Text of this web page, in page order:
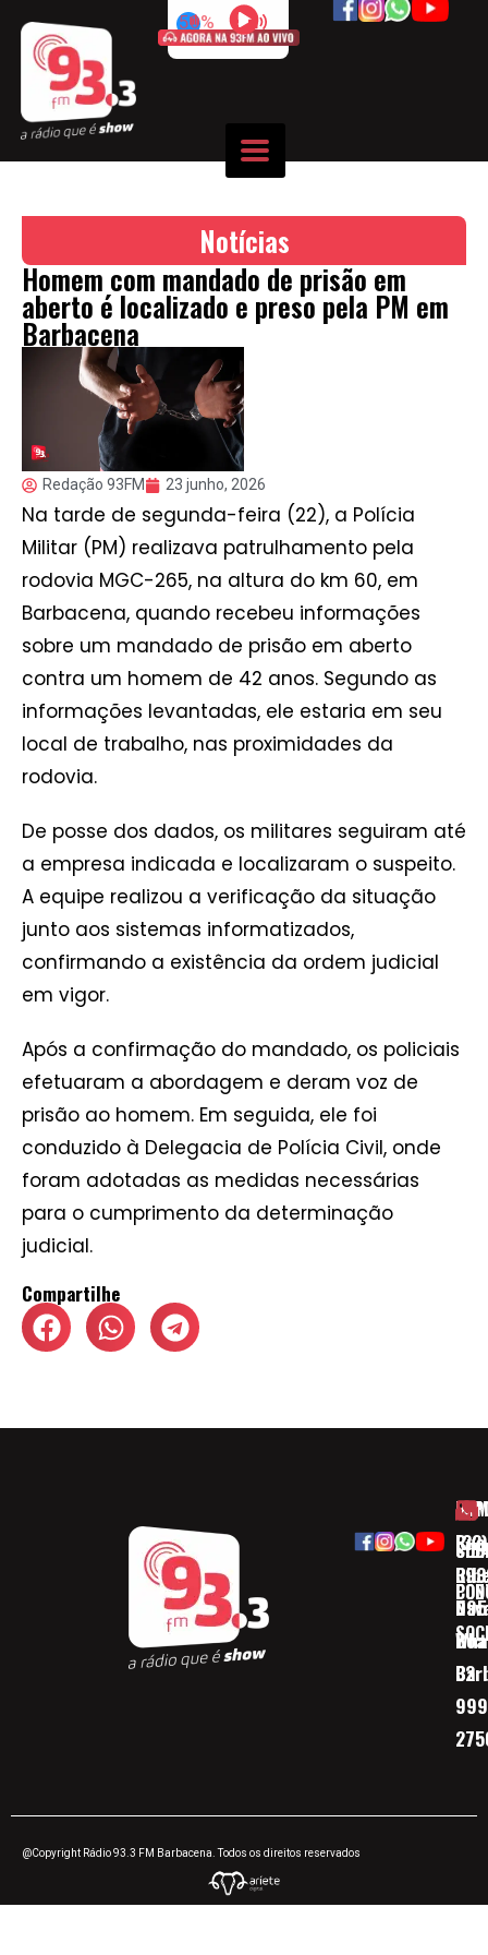
50%
Notícias
Homem com mandado de prisão em
aberto é localizado e preso pela PM em
Barbacena
Redação 93FM 23 junho, 2026
Na tarde de segunda-feira (22), a Polícia
Militar (PM) realizava patrulhamento pela
rodovia MGC-265, na altura do km 60, em
Barbacena, quando recebeu informações
sobre um mandado de prisão em aberto
contra um homem de 42 anos. Segundo as
informações levantadas, ele estaria em seu
local de trabalho, nas proximidades da
rodovia.
De posse dos dados, os militares seguiram até
a empresa indicada e localizaram o suspeito.
A equipe realizou a verificação da situação
junto aos sistemas informatizados,
confirmando a existência da ordem judicial
em vigor.
Após a confirmação do mandado, os policiais
efetuaram a abordagem e deram voz de
prisão ao homem. Em seguida, ele foi
conduzido à Delegacia de Polícia Civil, onde
foram adotadas as medidas necessárias
para o cumprimento da determinação
judicial.
Compartilhe
(32)
32
@Copyright Rádio 93.3 FM Barbacena. Todos os direitos reservados